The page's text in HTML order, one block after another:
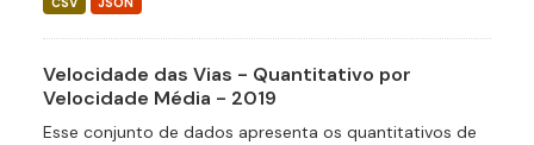
CSV JSON
Velocidade das Vias - Quantitativo por
Velocidade Média - 2019
Esse conjunto de dados apresenta os quantitativos de